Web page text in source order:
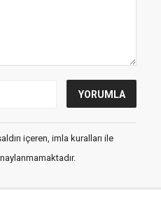
içeren, imla kuralları ile